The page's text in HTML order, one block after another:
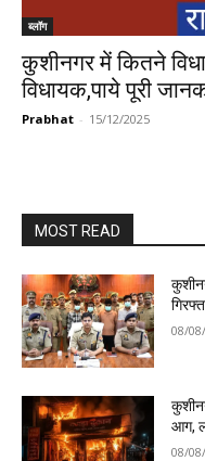
ब्लॉग
कुशीनगर में कितने
विधायक,पाये पूरी
Prabhat - 15/12/2025
MOST READ
08/
आग,
08/